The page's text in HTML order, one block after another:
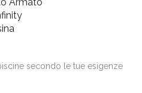
secondo le tue esigenze